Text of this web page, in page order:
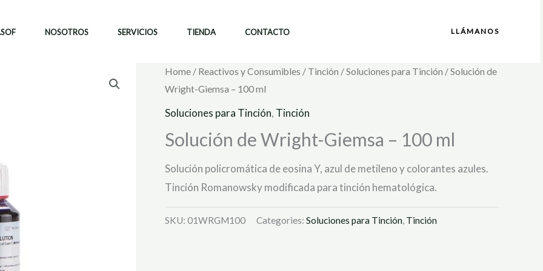
NOSOTROS SERVICIOS TIENDA CONTACTO LLÁMANOS
Home / Reactivos y Consumibles / Tinción /Soluciones para Tinción / Solución de
Wright-Giemsa – 100 ml
Soluciones para Tinción, Tinción
Solución de Wright-Giemsa – 100 ml
Solución policromática de eosina Y, azul de metileno y colorantes azules.
Tinción Romanowsky modificada para tinción hematológica.
SKU: 01WRGM100 Categories: Soluciones para Tinción, Tinción